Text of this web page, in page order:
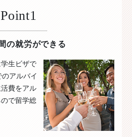
Point1
の就労ができる
生ビザで
アルバイ
費をアル
で留学総